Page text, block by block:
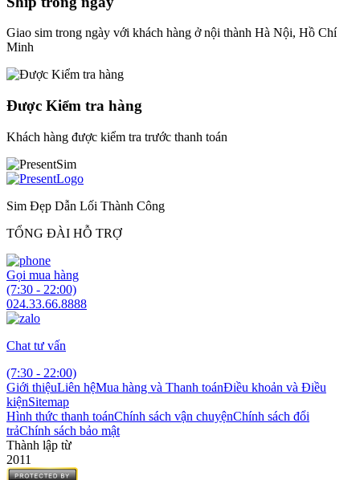
Giao sim trong ngày với khách hàng ở nội thành Hà Nội, Hồ Chí
Minh
Được Kiểm tra hàng
Khách hàng được kiểm tra trước thanh toán
Sim Đẹp Dẫn Lối Thành Công
TỔNG ĐÀI HỖ TRỢ
Gọi mua hàng
(7:30 - 22:00)
024.33.66.8888
Chat tư vấn
(7:30 - 22:00)
Giới thiệuLiên hệMua hàng và Thanh toánĐiều khoản và Điều
kiệnSitemap
Hình thức thanh toánChính sách vận chuyệnChính sách đổi
trảChính sách bảo mật
Thành lập từ
2011